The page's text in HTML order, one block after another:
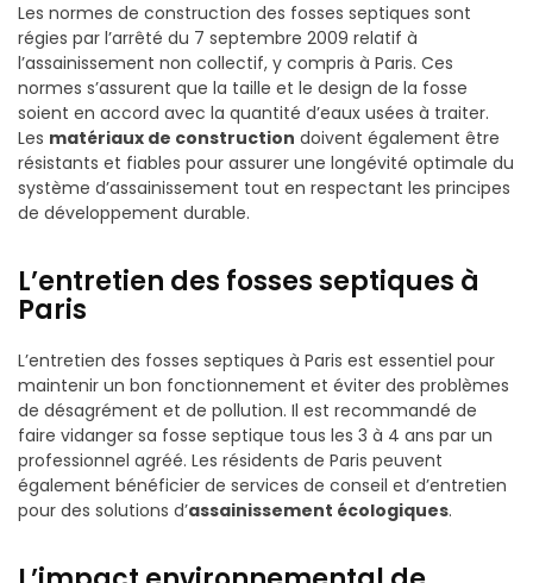
Les normes de construction des fosses septiques sont
régies par l’arrêté du 7 septembre 2009 relatif à
l’assainissement non collectif, y compris à Paris. Ces
normes s’assurent que la taille et le design de la fosse
soient en accord avec la quantité d’eaux usées à traiter.
Les matériaux de construction doivent également être
résistants et fiables pour assurer une longévité optimale du
système d’assainissement tout en respectant les principes
de développement durable.
L’entretien des fosses septiques à
Paris
L’entretien des fosses septiques à Paris est essentiel pour
maintenir un bon fonctionnement et éviter des problèmes
de désagrément et de pollution. Il est recommandé de
faire vidanger sa fosse septique tous les 3 à 4 ans par un
professionnel agréé. Les résidents de Paris peuvent
également bénéficier de services de conseil et d’entretien
pour des solutions d’assainissement écologiques.